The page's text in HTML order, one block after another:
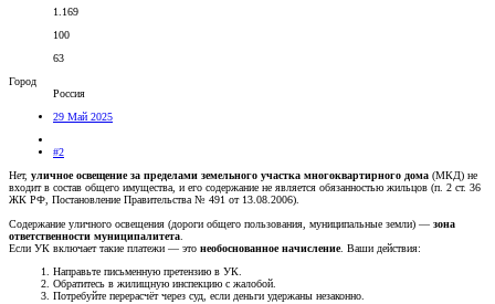
1.169
100
63
Город
Россия
29 Май 2025
#2
Нет, уличное освещение за пределами земельного участка многоквартирного дома (МКД) не
входит в состав общего имущества, и его содержание не является обязанностью жильцов (п. 2 ст. 36
ЖК РФ, Постановление Правительства № 491 от 13.08.2006).
Содержание уличного освещения (дороги общего пользования, муниципальные земли) — зона
ответственности муниципалитета.
Если УК включает такие платежи — это необоснованное начисление. Ваши действия:
Направьте письменную претензию в УК.
Обратитесь в жилищную инспекцию с жалобой.
Потребуйте перерасчёт через суд, если деньги удержаны незаконно.